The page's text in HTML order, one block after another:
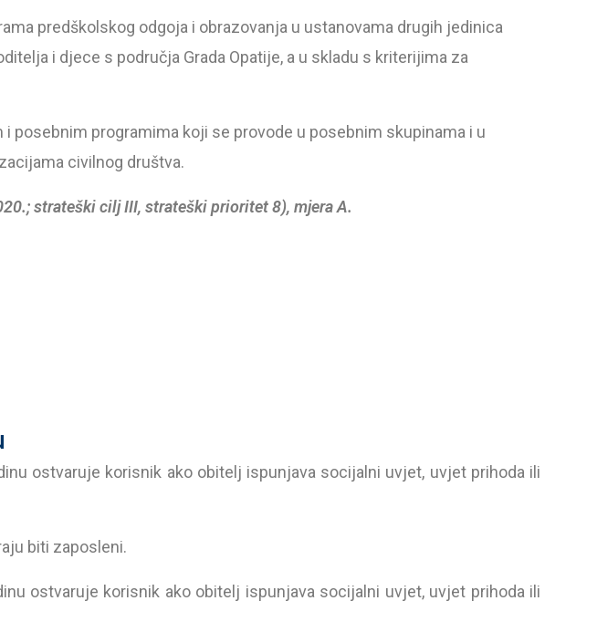
predškolskog odgoja i obrazovanja u ustanovama drugih jedinica
i djece s područja Grada Opatije, a u skladu s kriterijima za
posebnim programima koji se provode u posebnim skupinama i u
civilnog društva.
strateški cilj III, strateški prioritet 8), mjera A.
ostvaruje korisnik ako obitelj ispunjava socijalni uvjet, uvjet prihoda ili
biti zaposleni.
ostvaruje korisnik ako obitelj ispunjava socijalni uvjet, uvjet prihoda ili